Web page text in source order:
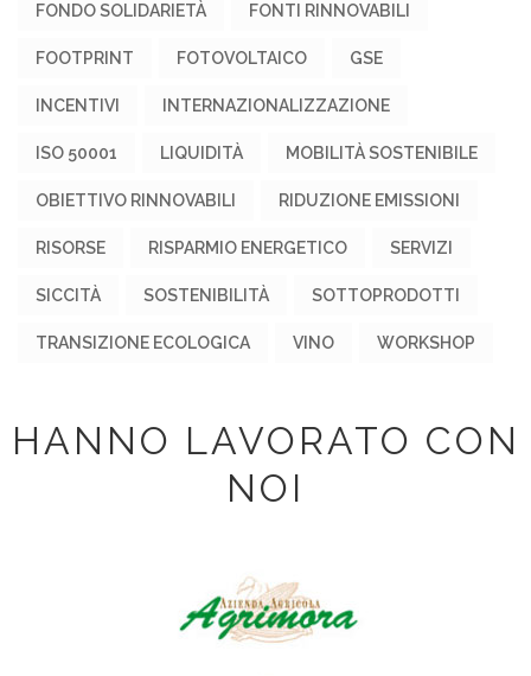
FONDO SOLIDARIETÀ FONTI RINNOVABILI
FOOTPRINT FOTOVOLTAICO GSE
INCENTIVI INTERNAZIONALIZZAZIONE
ISO 50001 LIQUIDITÀ MOBILITÀ SOSTENIBILE
OBIETTIVO RINNOVABILI RIDUZIONE EMISSIONI
RISORSE RISPARMIO ENERGETICO SERVIZI
SICCITÀ SOSTENIBILITÀ SOTTOPRODOTTI
TRANSIZIONE ECOLOGICA VINO WORKSHOP
HANNO LAVORATO CON
NOI